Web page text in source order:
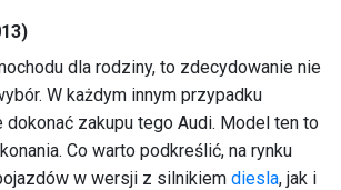
dla rodziny, to zdecydowanie nie
W każdym innym przypadku
zakupu tego Audi. Model ten to
Co warto podkreślić, na rynku
w wersji z silnikiem diesla, jak i